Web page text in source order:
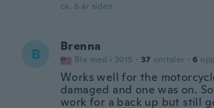
ca. 6 år siden
B Brenna
Ble med i 2015 · 37 omtaler · 6
Works well for the
damaged and one was on.
work for a back up but still